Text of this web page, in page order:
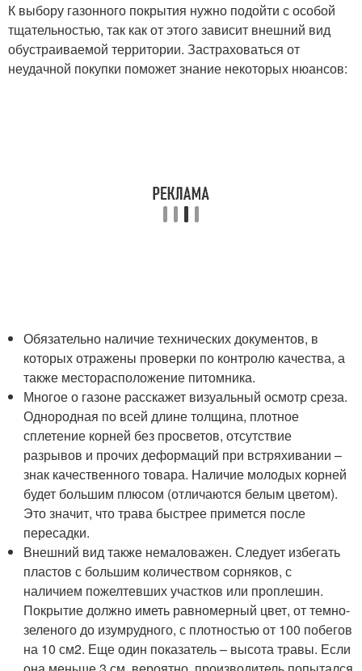
К выбору газонного покрытия нужно подойти с особой
тщательностью, так как от этого зависит внешний вид
обустраиваемой территории. Застраховаться от
неудачной покупки поможет знание некоторых нюансов:
Обязательно наличие технических документов, в
которых отражены проверки по контролю качества, а
также месторасположение питомника.
Многое о газоне расскажет визуальный осмотр среза.
Однородная по всей длине толщина, плотное
сплетение корней без просветов, отсутствие
разрывов и прочих деформаций при встряхивании –
знак качественного товара. Наличие молодых корней
будет большим плюсом (отличаются белым цветом).
Это значит, что трава быстрее примется после
пересадки.
Внешний вид также немаловажен. Следует избегать
пластов с большим количеством сорняков, с
наличием пожелтевших участков или проплешин.
Покрытие должно иметь равномерный цвет, от темно-
зеленого до изумрудного, с плотностью от 100 побегов
на 10 см2. Еще один показатель – высота травы. Если